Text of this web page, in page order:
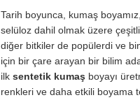
Tarih boyunca, kumaş
selüloz dahil olmak üzere
diğer bitkiler de popülerdi ve
için bir çare arayan bir bilim
ilk sentetik kumaş boyayı
renkleri ve daha etkili boyama